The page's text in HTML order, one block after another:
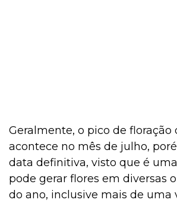
Geralmente, o pico de floração
acontece no mês de julho,
data definitiva, visto que é
pode gerar flores em diversas
do ano, inclusive mais de uma